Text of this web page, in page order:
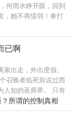
”我不是穿越了吗？还
: 邱鱼：…… 小玖：
矩： 1.人类入住，支
肉身也可。 3.敢闹
何雨水睁开眼，回到
，她不再懦弱！拳打
有虚伪面具。 何雨
己主宰！有仇当场就
～ 金手指开的很大，
们哈，这会还没写到
留言哈。 纯原创，
看到的设定不一样，
，求各位帅过彭于
最后谢谢喜欢我的读
已啊
出走，外出度假。
召唤者临死前说过西
人知的巫师界。 只有
时候被魔法学校来
正式开始了我的度假
所谓的控制真相